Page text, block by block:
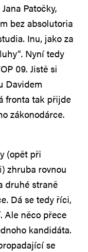
Patočky,
bez absolutoria
Inu, jako za
Nyní tedy
09. Jistě si
Davidem
fronta tak přijde
zákonodárce.
(opět při
zhruba rovnou
druhé straně
Dá se tedy říci,
Ale něco přece
kandidáta.
se